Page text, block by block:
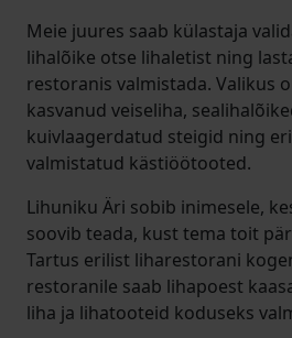
Meie juures saab külastaja
lihalõike otse lihaletist ning
restoranis valmistada. Valikus
kasvanud veiseliha,
kuivlaagerdatud steigid ning
valmistatud kästiöötooted.
Lihuniku Äri sobib inimesele,
soovib teada, kust tema toit
Tartus erilist liharestorani
restoranile saab lihapoest
liha ja lihatooteid koduseks